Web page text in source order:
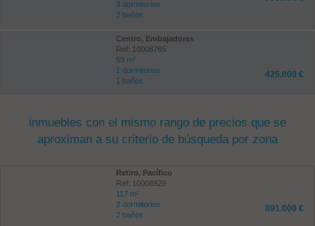
3 dormitorios
2 baños
Centro, Embajadores
Ref: 10008765
59 m²
1 dormitorios
1 baños
425.000 €
inmuebles con el mismo rango de precios que se
aproximan a su criterio de búsqueda por zona
Retiro, Pacífico
Ref: 10008929
117 m²
2 dormitorios
2 baños
891.000 €